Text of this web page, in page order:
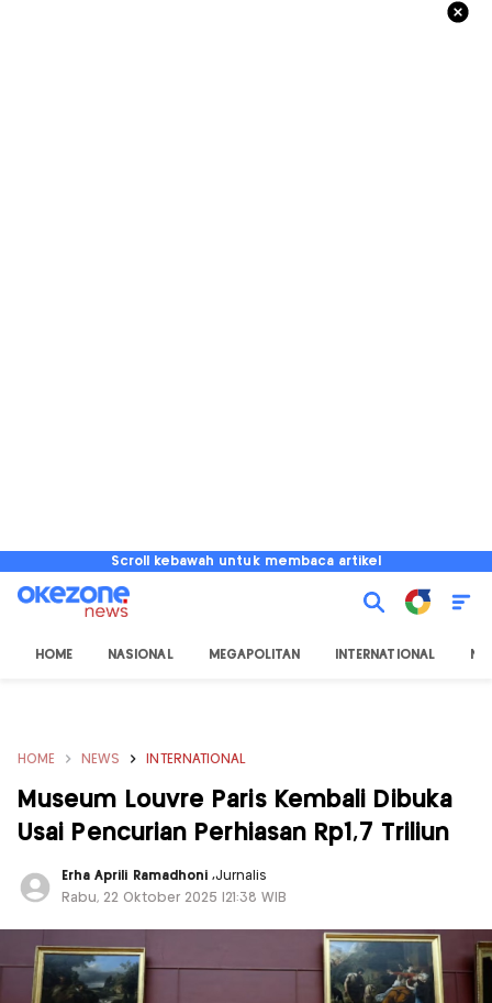
Scroll kebawah untuk membaca artikel
HOME NASIONAL MEGAPOLITAN INTERNATIONAL
HOME NEWS INTERNATIONAL
Museum Louvre Paris Kembali Dibuka
Usai Pencurian Perhiasan Rp1,7 Triliun
Erha Aprili Ramadhoni,Jurnalis
Rabu, 22 Oktober 2025 |21:38 WIB